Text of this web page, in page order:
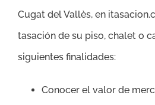
Cugat del Vallès, en
tasación de su piso, chalet o
siguientes finalidades:
Conocer el valor de